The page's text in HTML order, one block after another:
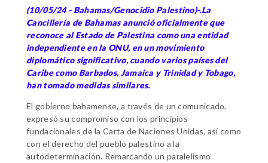
(10/05/24 - Bahamas/Genocidio Palestino)-.La
Cancillería de Bahamas anunció oficialmente que
reconoce al Estado de Palestina como una entidad
independiente en la ONU, en un movimiento
diplomático significativo, cuando varios países del
Caribe como Barbados, Jamaica y Trinidad y Tobago,
han tomado medidas similares.
El gobierno bahamense, a través de un comunicado,
expresó su compromiso con los principios
fundacionales de la Carta de Naciones Unidas, así como
con el derecho del pueblo palestino a la
autodeterminación. Remarcando un paralelismo